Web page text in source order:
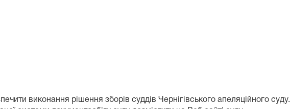
виконання рішення зборів суддів Чернігівського апеляційного суду.